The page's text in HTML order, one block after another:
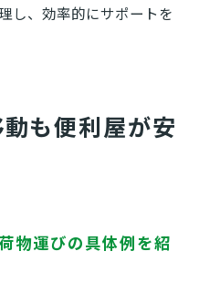
し、効率的にサポートを
も便利屋が安
物運びの具体例を紹